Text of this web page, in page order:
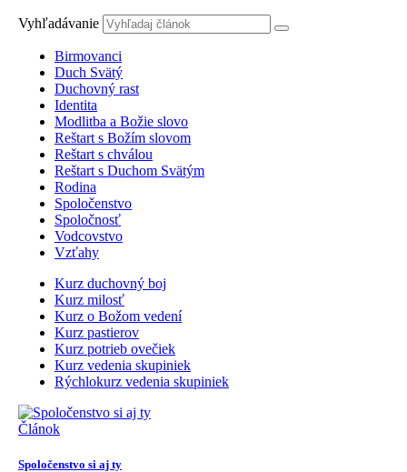
Vyhľadávanie
Birmovanci
Duch Svätý
Duchovný rast
Identita
Modlitba a Božie slovo
Reštart s Božím slovom
Reštart s chválou
Reštart s Duchom Svätým
Rodina
Spoločenstvo
Spoločnosť
Vodcovstvo
Vzťahy
Kurz duchovný boj
Kurz milosť
Kurz o Božom vedení
Kurz pastierov
Kurz potrieb ovečiek
Kurz vedenia skupiniek
Rýchlokurz vedenia skupiniek
Článok
Spoločenstvo si aj ty